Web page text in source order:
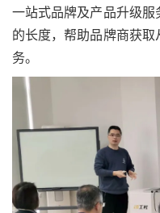
一站式品牌及产品升级
的长度，帮助品牌商获
务。